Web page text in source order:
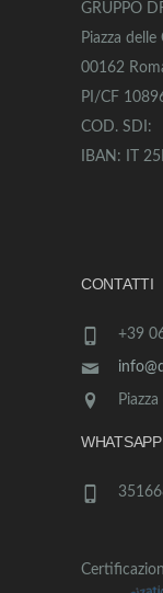
GRUPPO
Piazza
00162
PI/CF
COD. SDI:
IBAN: IT
CONTATTI
+39
WHATSAPP